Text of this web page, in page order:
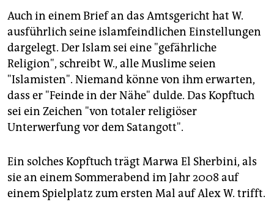
Auch in einem Brief an das Amtsgericht hat W.
ausführlich seine islamfeindlichen Einstellungen
dargelegt. Der Islam sei eine "gefährliche
Religion", schreibt W., alle Muslime seien
"Islamisten". Niemand könne von ihm erwarten,
dass er "Feinde in der Nähe" dulde. Das Kopftuch
sei ein Zeichen "von totaler religiöser
Unterwerfung vor dem Satangott".
Ein solches Kopftuch trägt Marwa El Sherbini, als
sie an einem Sommerabend im Jahr 2008 auf
einem Spielplatz zum ersten Mal auf Alex W. trifft.